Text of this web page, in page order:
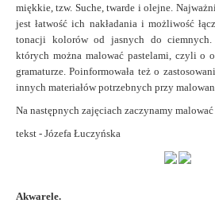
miękkie, tzw. Suche, twarde i olejne.
jest łatwość ich nakładania i możliwość
tonacji kolorów od jasnych do ciemnych.
których można malować pastelami, czyli o
gramaturze.Poinformowała też o
innych materiałów potrzebnych przy
Na następnych zajęciach zaczynamy malować
tekst - Józefa Łuczyńska
Akwarele.